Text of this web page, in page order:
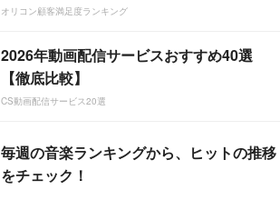
オリコン顧客満足度ランキング
2026年動画配信サービスおすすめ40選
【徹底比較】
CS動画配信サービス20選
毎週の音楽ランキングから、ヒットの推移
をチェック！